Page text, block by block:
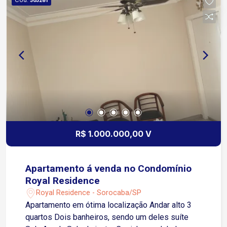
cobertas Localização: Em frente ao Colégio
Uirapuru e ao lado do Hospital Oftalmológico de
Sorocaba A 2 minutos do Sesc Sorocaba A 3
Academia Área Kids e Área Teen Espaço
24h Acesso com biometria facial Ideal para quem
busca conforto, sofisticação e qualidade de vida!
R$ 1.000.000,00 V
Apartamento á venda no Condomínio
Royal Residence
Royal Residence - Sorocaba/SP
Apartamento em ótima localização Andar alto 3
quartos Dois banheiros, sendo um deles suíte